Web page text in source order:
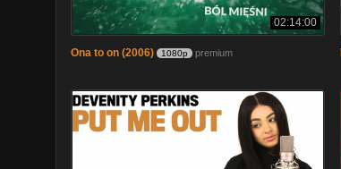
02:14:00
Ona to on (2006) 1080p premium